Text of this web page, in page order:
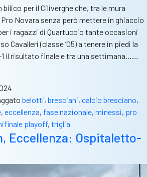
per il Ciliverghe che, tra le mura
Novara senza però mettere in ghiaccio
i ragazzi di Quartuccio tante occasioni
Cavalleri (classe ’05) a tenere in piedi la
il risultato finale e tra una settimana……
belotti, bresciani, calcio bresciano,
, eccellenza, fase nazionale, minessi, pro
playoff, triglia
Eccellenza: Ospitaletto-